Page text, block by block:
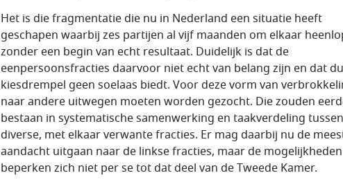
Het is die fragmentatie die nu in Nederland een situatie heeft
geschapen waarbij zes partijen al vijf maanden om elkaar
zonder een begin van echt resultaat. Duidelijk is dat de
eenpersoonsfracties daarvoor niet echt van belang zijn en dat
kiesdrempel geen soelaas biedt. Voor deze vorm van
naar andere uitwegen moeten worden gezocht. Die zouden
bestaan in systematische samenwerking en taakverdeling tussen
diverse, met elkaar verwante fracties. Er mag daarbij nu de
aandacht uitgaan naar de linkse fracties, maar de mogelijkheden
beperken zich niet per se tot dat deel van de Tweede Kamer.